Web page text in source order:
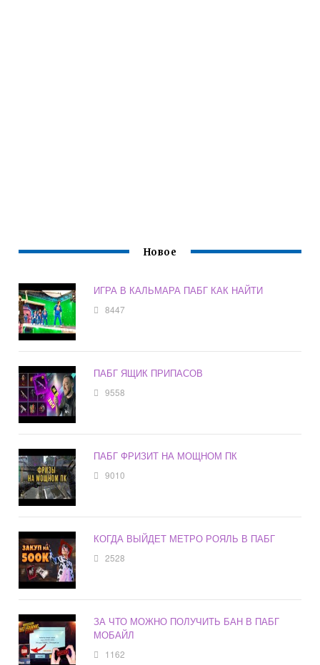
Новое
ИГРА В КАЛЬМАРА ПАБГ КАК НАЙТИ
8447
ПАБГ ЯЩИК ПРИПАСОВ
9558
ПАБГ ФРИЗИТ НА МОЩНОМ ПК
9010
КОГДА ВЫЙДЕТ МЕТРО РОЯЛЬ В ПАБГ
2528
ЗА ЧТО МОЖНО ПОЛУЧИТЬ БАН В ПАБГ
МОБАЙЛ
1162